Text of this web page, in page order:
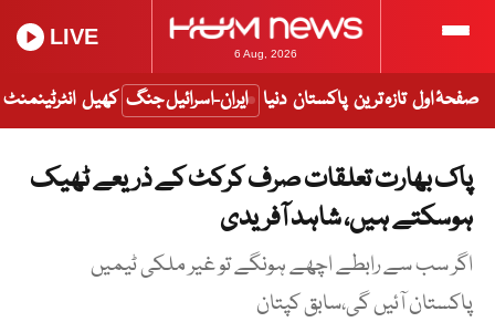
6 Aug, 2026
LIVE
صفحۂ اول تازہ ترین پاکستان دنیا ایران-اسرائیل جنگ کھیل انٹرٹینمنٹ
پاک بھارت تعلقات صرف کرکٹ کے ذریعے ٹھیک
ہوسکتے ہیں، شاہد آفریدی
اگر سب سے رابطے اچھے ہونگے تو غیر ملکی ٹیمیں
پاکستان آئیں گی،سابق کپتان